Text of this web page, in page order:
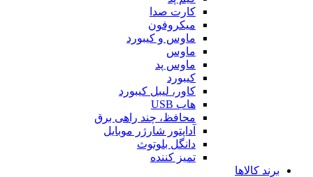
کارت صدا
میکروفون
ماوس و کیبورد
ماوس
ماوس پد
کیبورد
کاور، لیبل کیبورد
هاب USB
محافظ، چند راهی برق
آداپتور شارژر موبایل
دانگل بلوتوث
تمیز کننده
برند کالاها